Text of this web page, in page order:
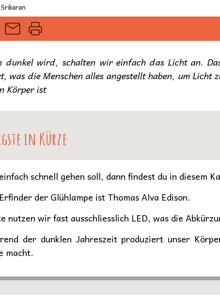
dunkel wird, schalten wir einfach das Licht an.
die Menschen alles angestellt haben, um Licht
Körper ist
in Kürze
schnell gehen soll, dann findest du in diesem
der Glühlampe ist Thomas Alva Edison.
nutzen wir fast ausschliesslich LED, was die
der dunklen Jahreszeit produziert unser
macht.